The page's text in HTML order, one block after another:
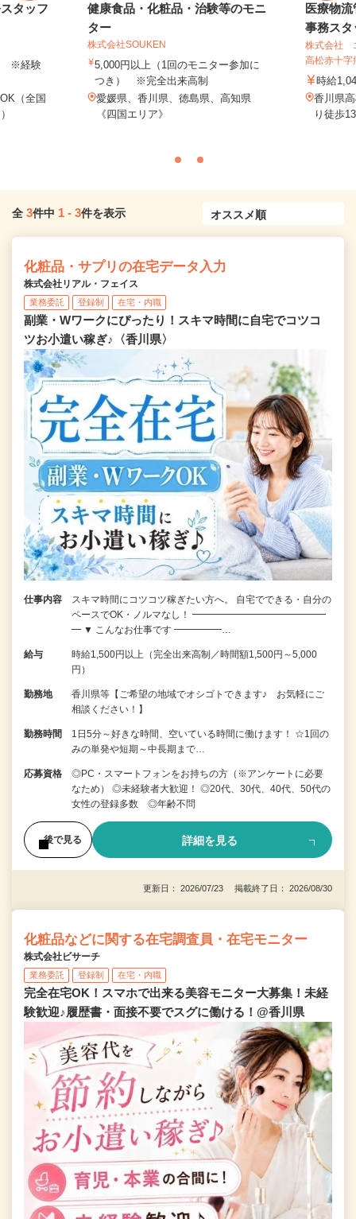
タッフ
※経験
（全国
健康食品・化粧品・治験等のモニ
ター
株式会社SOUKEN
5,000円以上（1回のモニター参加に
つき） ※完全出来高制
愛媛県、香川県、徳島県、高知県
《四国エリア》
医療物
事務スタ
株式会社
高松赤十字
時給
香川県
り徒歩
全 3件中 1 - 3件を表示
化粧品・サプリの在宅データ入力
株式会社リアル・フェイス
業務委託 登録制 在宅・内職
副業・Wワークにぴったり！スキマ時間に自宅でコツコ
ツお小遣い稼ぎ♪〈香川県〉
仕事内容
スキマ時間にコツコツ稼ぎたい方へ。 自宅でできる・自分の
ペースでOK・ノルマなし！ ━━━━━━━━━━━━━━
━ ▼ こんなお仕事です ━━━━━…
給与
時給1,500円以上（完全出来高制／時間額1,500円～5,000
円）
勤務地
香川県等【ご希望の地域でオシゴトできます♪ お気軽にご
相談ください！】
勤務時間
1日5分～好きな時間、空いている時間に働けます！ ☆1回の
みの単発や短期～中長期まで…
応募資格
◎PC・スマートフォンをお持ちの方（※アンケートに必要
なため） ◎未経験者大歓迎！ ◎20代、30代、40代、50代の
女性の登録多数 ◎年齢不問
後で見る 詳細を見る
更新日： 2026/07/23 掲載終了日： 2026/08/30
化粧品などに関する在宅調査員・在宅モニター
株式会社ビサーチ
業務委託 登録制 在宅・内職
完全在宅OK！スマホで出来る美容モニター大募集！未経
験歓迎♪履歴書・面接不要でスグに働ける！@香川県